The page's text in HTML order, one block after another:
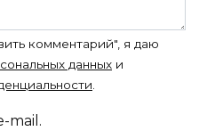
комментарий", я даю
данных и
.
mail.